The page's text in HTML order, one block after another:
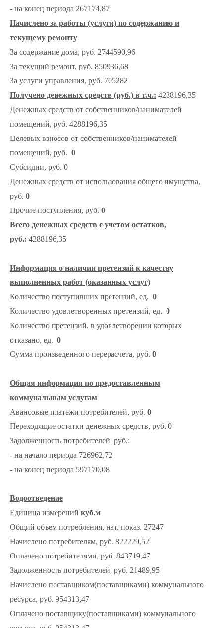
- на конец периода 267174,87
Начислено за работы (услуги) по содержанию и
текущему ремонту
За содержание дома, руб. 2744590,96
За текущий ремонт, руб. 850936,68
За услуги управления, руб. 705282
Получено денежных средств (руб.) в т.ч.: 4288196,35
Денежных средств от собственников/нанимателей
помещений, руб. 4288196,35
Целевых взносов от собственников/нанимателей
помещений, руб. 0
Субсидии, руб. 0
Денежных средств от использования общего имущства,
руб. 0
Прочие поступления, руб. 0
Всего денежных средств с учетом остатков,
руб.: 4288196,35
Информация о наличии претензий к качеству
выполненных работ (оказанных услуг)
Количество поступивших претензий, ед. 0
Количество удовлетворенных претензий, ед. 0
Количество претензий, в удовлетворении которых
отказано, ед. 0
Сумма произведенного перерасчета, руб. 0
Общая информация по предоставленным
коммунальным услугам
Авансовые платежи потребителей, руб. 0
Переходящие остатки денежных средств, руб. 0
Задолженность потребителей, руб.:
- на начало периода 726962,72
- на конец периода 597170,08
Водоотведение
Единица измерений куб.м
Общий объем потребления, нат. показ. 27247
Начислено потребителям, руб. 822229,52
Оплачено потребителями, руб. 843719,47
Задолженность потребителей, руб. 21489,95
Начислено поставщиком(поставщиками) коммунального
ресурса, руб. 954313,47
Оплачено поставщику(поставщиками) коммунального